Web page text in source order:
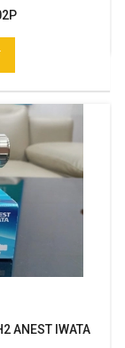
ANEST IWATA